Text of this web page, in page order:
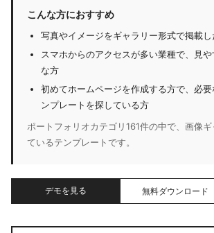
こんな方におすすめ
写真やイメージをギャラリー形式で掲載
スマホからのアクセスが多い業種で、見
な方
初めてホームページを作成する方で、必
ンプレートを探している方
ポートフォリオカテゴリ161件の中で、画像
ているテンプレートです。
デモを見る 無料ダウンロード